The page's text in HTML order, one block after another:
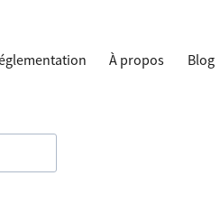
À propos Blog